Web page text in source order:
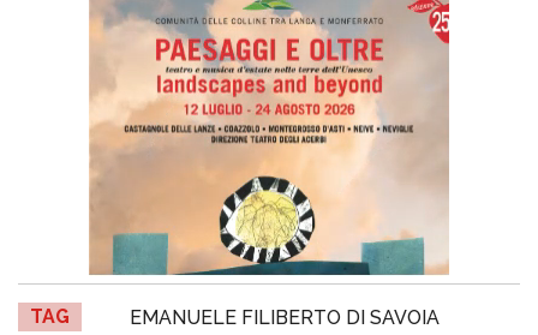
TAG
EMANUELE FILIBERTO DI SAVOIA